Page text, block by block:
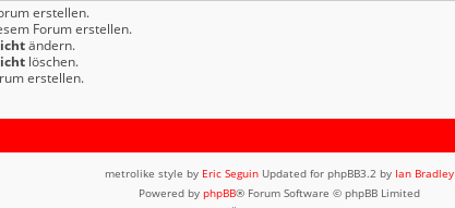
erstellen.
Forum erstellen.
ändern.
löschen.
erstellen.
metrolike style by Eric Seguin Updated for phpBB3.2 by Ian Bradley
Powered by phpBB® Forum Software © phpBB Limited